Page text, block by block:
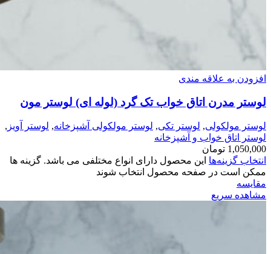
افزودن به علاقه مندی
لوستر مدرن اتاق خواب تک گرد (لوله ای) لوستر مون
لوستر مولکولی, لوستر تکی, لوستر مولکولی آشپزخانه, لوستر آویز ,
لوستر اتاق خواب و آشپزخانه
1,050,000 تومان
انتخاب گزینه‌ها این محصول دارای انواع مختلفی می باشد. گزینه ها
ممکن است در صفحه محصول انتخاب شوند
مقایسه
مشاهده سریع